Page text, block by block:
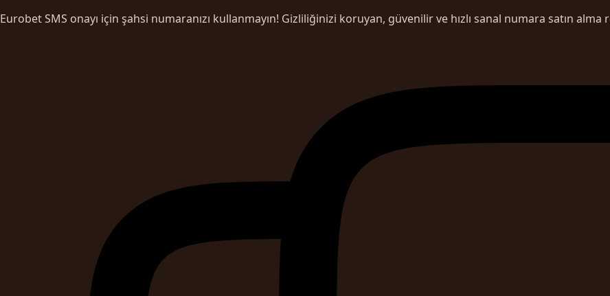
Eurobet SMS onayı için şahsi numaranızı kullanmayın! Gizliliğinizi koruyan, güvenilir ve hızlı sanal numara satın